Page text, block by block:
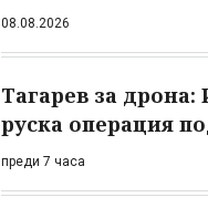
08.08.2026
Тагарев за
руска операция
преди 7 часа